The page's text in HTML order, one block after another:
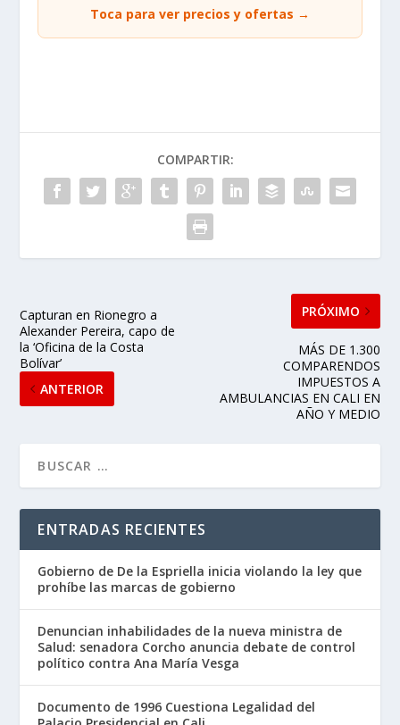
Toca para ver precios y ofertas →
COMPARTIR:
Capturan en Rionegro a
Alexander Pereira, capo de
la ‘Oficina de la Costa
Bolívar’
ANTERIOR
PRÓXIMO
MÁS DE 1.300
COMPARENDOS
IMPUESTOS A
AMBULANCIAS EN CALI EN
AÑO Y MEDIO
ENTRADAS RECIENTES
Gobierno de De la Espriella inicia violando la ley que
prohíbe las marcas de gobierno
Denuncian inhabilidades de la nueva ministra de
Salud: senadora Corcho anuncia debate de control
político contra Ana María Vesga
Documento de 1996 Cuestiona Legalidad del